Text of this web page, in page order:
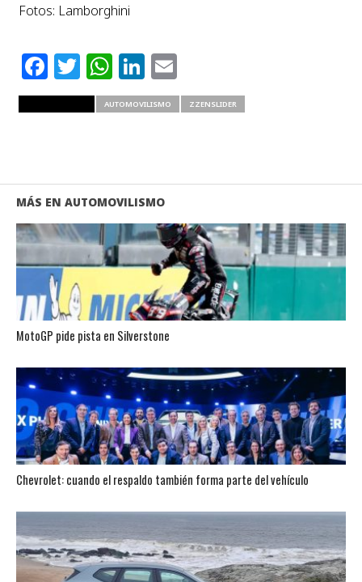
Fotos: Lamborghini
Facebook
Twitter
WhatsApp
LinkedIn
Email
AUTOMOVILISMO ZZENSLIDER
MÁS EN AUTOMOVILISMO
MotoGP pide pista en Silverstone
Chevrolet: cuando el respaldo también forma parte del vehículo